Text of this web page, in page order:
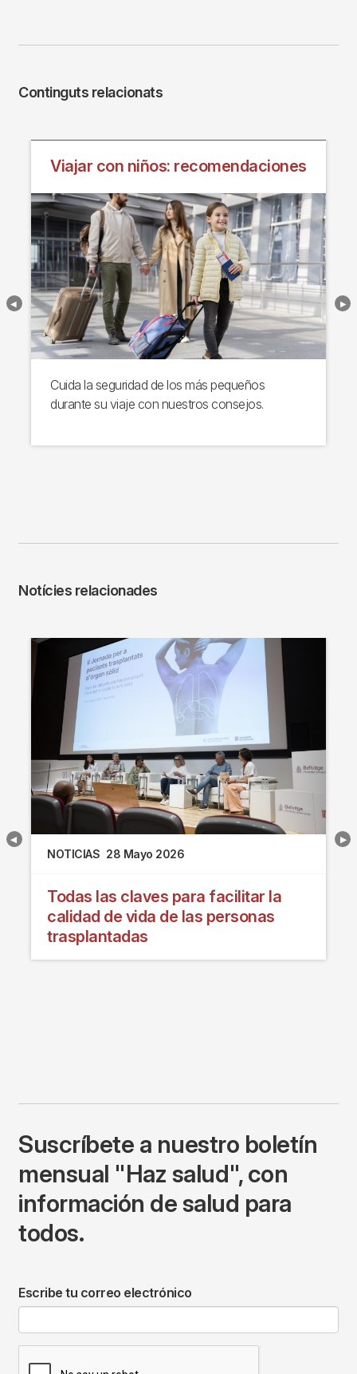
Continguts relacionats
Viajar con niños: recomendaciones
Cuida la seguridad de los más pequeños
durante su viaje con nuestros consejos.
Notícies relacionades
NOTICIAS 28 Mayo 2026
Todas las claves para facilitar la
calidad de vida de las personas
trasplantadas
Suscríbete a nuestro boletín
mensual "Haz salud", con
información de salud para
todos.
Escribe tu correo electrónico